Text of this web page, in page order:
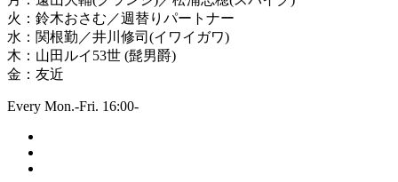
火：鈴木おさむ／週替りパートナー
水：関根勤／井川修司(イワイガワ)
木：山田ルイ53世 (髭男爵)
金：友近
Every Mon.-Fri. 16:00-